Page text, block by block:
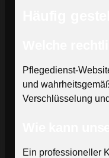
Pflegedienst-
und
Verschlüsselung
Ein professioneller